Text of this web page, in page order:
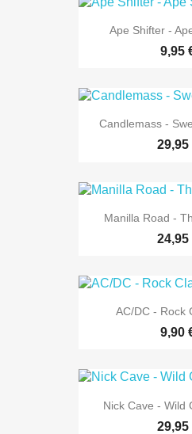
Ape Shifter -
9,95
Candlemass -
29,95
Manilla Road -
24,95
AC/DC - Rock
9,90
Nick Cave - Wild
29,95